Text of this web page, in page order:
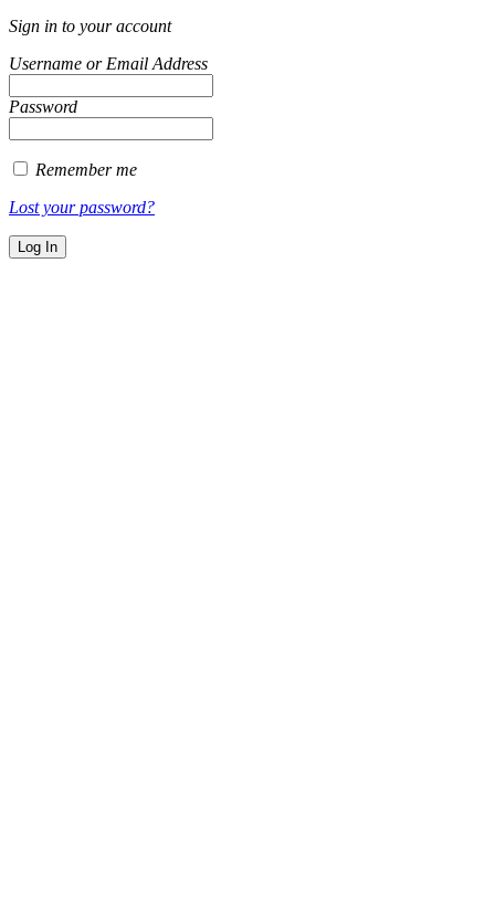
Sign in to your account
Username or Email Address
Password
Remember me
Lost your password?